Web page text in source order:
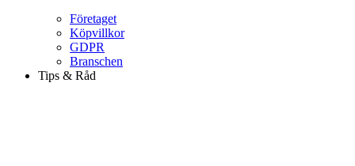
Företaget
Köpvillkor
GDPR
Branschen
Tips & Råd